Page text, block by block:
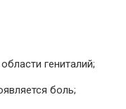
гениталий;
боль;